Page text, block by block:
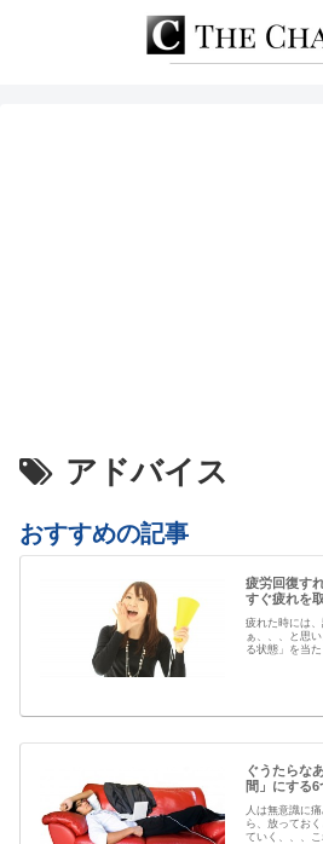
アドバイス
おすすめの記事
疲労回復す
すぐ疲れを
疲れた時には
ぁ、、、と思
る状態」を当
がて気付かな
ますよね」と
丈夫と思って
感…
ぐうたらな
間」にする
人は無意識に
ら、放ってお
ていく、、、